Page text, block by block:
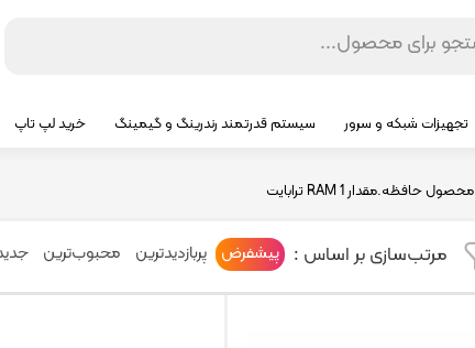
تجهیزات شبکه و سرور سیستم قدرتمند رندرینگ و گیمینگ خرید لپ تاپ
محصول حافظه.مقدار RAM1 ترابایت
مرتب‌سازی بر اساس : پیشفرض پربازدیدترین محبوب‌ترین